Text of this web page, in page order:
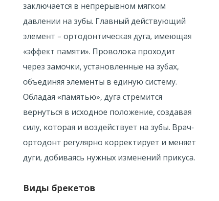
заключается в непрерывном мягком
давлении на зубы. Главный действующий
элемент – ортодонтическая дуга, имеющая
«эффект памяти». Проволока проходит
через замочки, установленные на зубах,
объединяя элементы в единую систему.
Обладая «памятью», дуга стремится
вернуться в исходное положение, создавая
силу, которая и воздействует на зубы. Врач-
ортодонт регулярно корректирует и меняет
дуги, добиваясь нужных изменений прикуса.
Виды брекетов